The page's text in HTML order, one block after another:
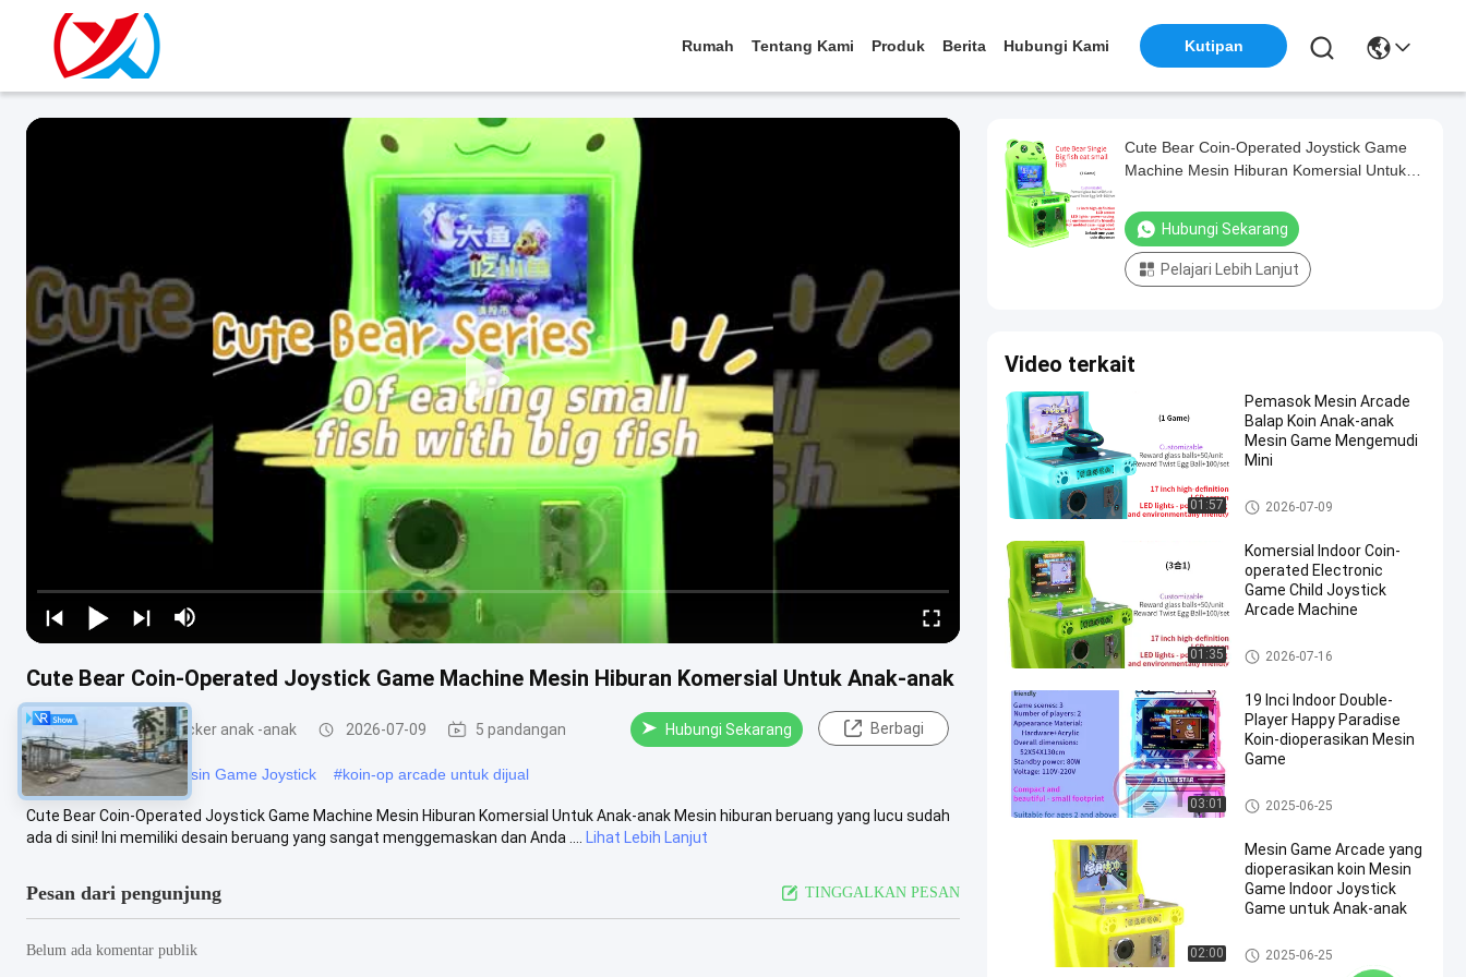
Rumah Tentang Kami Produk Berita Hubungi Kami Kutipan
Cute Bear Coin-Operated Joystick Game Machine Mesin Hiburan Komersial Untuk Anak-anak
Mesin permainan rocker anak -anak 2026-07-09 5 pandangan Hubungi Sekarang Berbagi
#pejuang arcade #Mesin Game Joystick #koin-op arcade untuk dijual
Cute Bear Coin-Operated Joystick Game Machine Mesin Hiburan Komersial Untuk Anak-anak Mesin hiburan beruang yang lucu sudah
ada di sini! Ini memiliki desain beruang yang sangat menggemaskan dan Anda ....
Lihat Lebih Lanjut
Pesan dari pengunjung TINGGALKAN PESAN
Belum ada komentar publik
Cute Bear Coin-Operated Joystick Game
Machine Mesin Hiburan Komersial Untuk
Hubungi Sekarang
Pelajari Lebih Lanjut
Video terkait
01:57
Pemasok Mesin Arcade
Balap Koin Anak-anak
Mesin Game Mengemudi
Mini
Mesin Permainan Balap Untuk
Anak-anak
2026-07-09
01:35
Komersial Indoor Coin-
operated Electronic
Game Child Joystick
Arcade Machine
Mesin permainan rocker anak -
anak
2026-07-16
03:01
19 Inci Indoor Double-
Player Happy Paradise
Koin-dioperasikan Mesin
Game
Mesin Permainan Balap Untuk
Anak-anak
2025-06-25
02:00
Mesin Game Arcade yang
dioperasikan koin Mesin
Game Indoor Joystick
Game untuk Anak-anak
Mesin permainan rocker anak -
anak
2025-06-25